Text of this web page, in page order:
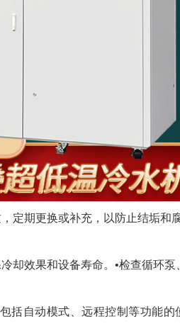
定期更换或补充，以防止结垢和
却效果和设备寿命。•检查循环泵
括自动模式、远程控制等功能的